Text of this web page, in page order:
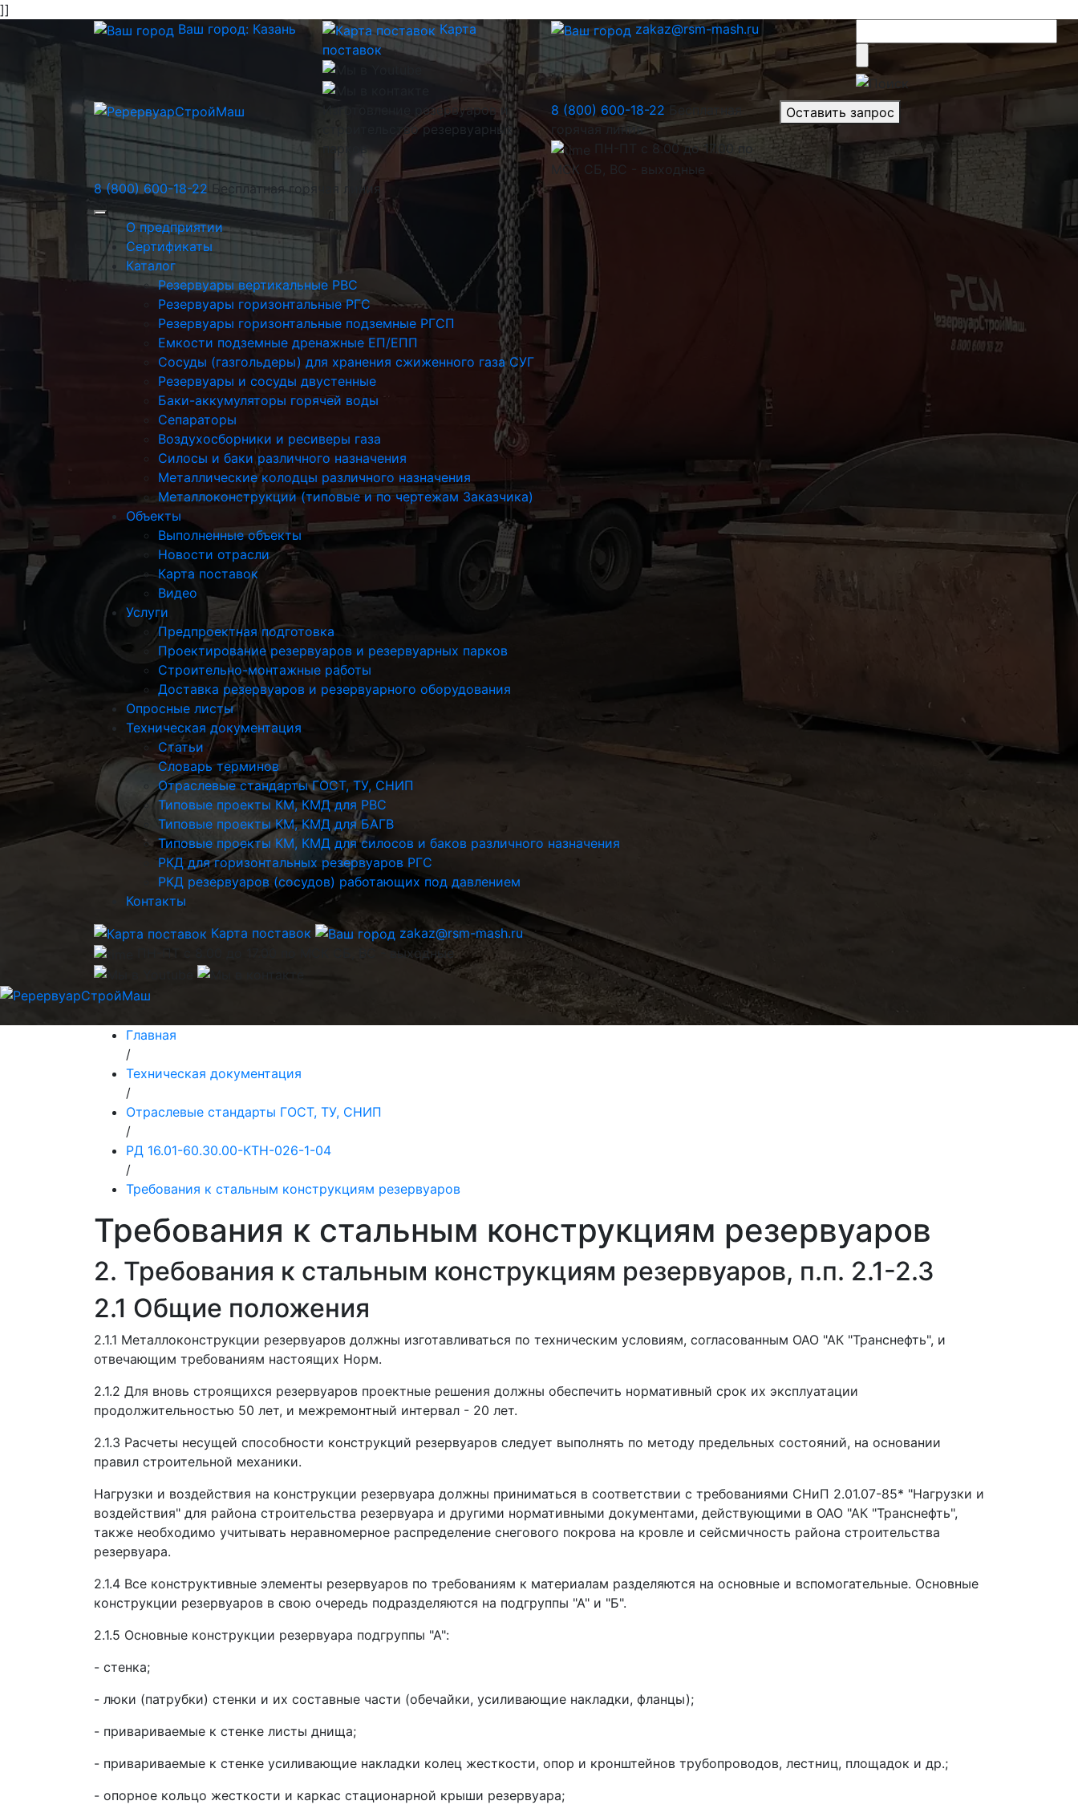
]]
Ваш город: Казань
Карта
поставок
zakaz@rsm-mash.ru
Изготовление резервуаров и
строительство резервуарных
парков
8 (800) 600-18-22 Бесплатная
горячая линия
ПН-ПТ с 8.00 до 17.00 по
МСК СБ, ВС - выходные
Оставить запрос
8 (800) 600-18-22 Бесплатная горячая линия
О предприятии
Сертификаты
Каталог
Резервуары вертикальные РВС
Резервуары горизонтальные РГС
Резервуары горизонтальные подземные РГСП
Емкости подземные дренажные ЕП/ЕПП
Сосуды (газгольдеры) для хранения сжиженного газа СУГ
Резервуары и сосуды двустенные
Баки-аккумуляторы горячей воды
Сепараторы
Воздухосборники и ресиверы газа
Силосы и баки различного назначения
Металлические колодцы различного назначения
Металлоконструкции (типовые и по чертежам Заказчика)
Объекты
Выполненные объекты
Новости отрасли
Карта поставок
Видео
Услуги
Предпроектная подготовка
Проектирование резервуаров и резервуарных парков
Строительно-монтажные работы
Доставка резервуаров и резервуарного оборудования
Опросные листы
Техническая документация
Статьи
Словарь терминов
Отраслевые стандарты ГОСТ, ТУ, СНИП
Типовые проекты КМ, КМД для РВС
Типовые проекты КМ, КМД для БАГВ
Типовые проекты КМ, КМД для силосов и баков различного назначения
РКД для горизонтальных резервуаров РГС
РКД резервуаров (сосудов) работающих под давлением
Контакты
Карта поставок
zakaz@rsm-mash.ru
ПН-ПТ с 8.00 до 17.00 по МСК СБ, ВС - выходные
Главная
/
Техническая документация
/
Отраслевые стандарты ГОСТ, ТУ, СНИП
/
РД 16.01-60.30.00-КТН-026-1-04
/
Требования к стальным конструкциям резервуаров
Требования к стальным конструкциям резервуаров
2. Требования к стальным конструкциям резервуаров, п.п. 2.1-2.3
2.1 Общие положения
2.1.1 Металлоконструкции резервуаров должны изготавливаться по техническим условиям, согласованным ОАО "АК "Транснефть", и
отвечающим требованиям настоящих Норм.
2.1.2 Для вновь строящихся резервуаров проектные решения должны обеспечить нормативный срок их эксплуатации
продолжительностью 50 лет, и межремонтный интервал - 20 лет.
2.1.3 Расчеты несущей способности конструкций резервуаров следует выполнять по методу предельных состояний, на основании
правил строительной механики.
Нагрузки и воздействия на конструкции резервуара должны приниматься в соответствии с требованиями СНиП 2.01.07-85* "Нагрузки и
воздействия" для района строительства резервуара и другими нормативными документами, действующими в ОАО "АК "Транснефть",
также необходимо учитывать неравномерное распределение снегового покрова на кровле и сейсмичность района строительства
резервуара.
2.1.4 Все конструктивные элементы резервуаров по требованиям к материалам разделяются на основные и вспомогательные. Основные
конструкции резервуаров в свою очередь подразделяются на подгруппы "А" и "Б".
2.1.5 Основные конструкции резервуара подгруппы "А":
- стенка;
- люки (патрубки) стенки и их составные части (обечайки, усиливающие накладки, фланцы);
- привариваемые к стенке листы днища;
- привариваемые к стенке усиливающие накладки колец жесткости, опор и кронштейнов трубопроводов, лестниц, площадок и др.;
- опорное кольцо жесткости и каркас стационарной крыши резервуара;